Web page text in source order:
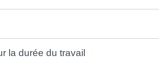
la durée du travail